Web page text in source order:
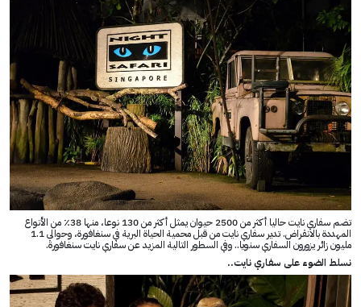
تضم سفاري نايت حاليا أكثر من 2500 حيوان يمثل أكثر من 130 نوعا، منها 38٪ من الأنواع
المهددة بالانقراض. تدير سفاري نايت من قبل محمية الحياة البرية في سنغافورة، وحوالي 1.1
مليون زائر يزورون السفاري سنويا.. وفي السطور التالية المزيد عن سفاري نايت سنغافورة.
نسلط الضوء على سفاري نايت..